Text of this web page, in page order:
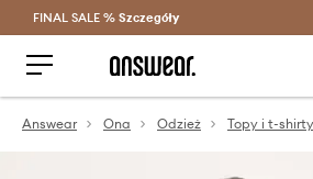
Oszczędzaj z Answear Club >
FINAL SALE % Szczegóły
Answear Ona Odzież Topy i t-shirty